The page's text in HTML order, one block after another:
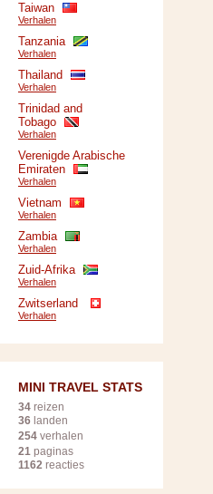
Taiwan
Verhalen
Tanzania
Verhalen
Thailand
Verhalen
Trinidad and
Tobago
Verhalen
Verenigde Arabische
Emiraten
Verhalen
Vietnam
Verhalen
Zambia
Verhalen
Zuid-Afrika
Verhalen
Zwitserland
Verhalen
MINI TRAVEL STATS
34 reizen
36 landen
254 verhalen
21 paginas
1162 reacties